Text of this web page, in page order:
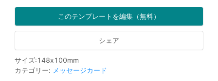
このテンプレートを編集（無料）
シェア
サイズ:148x100mm
カテゴリー: メッセージカード